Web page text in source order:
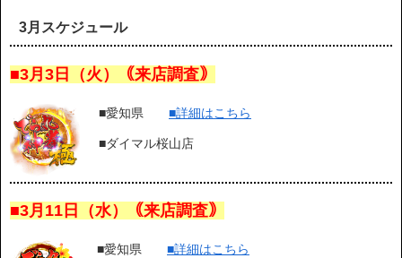
3月スケジュール
■3月3日（火）｟来店調査｠
■愛知県 ■詳細はこちら
■ダイマル桜山店
■3月11日（水）｟来店調査｠
■愛知県 ■詳細はこちら